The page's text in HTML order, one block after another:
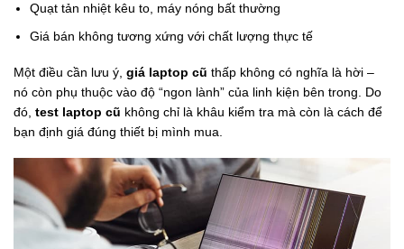
Quạt tản nhiệt kêu to, máy nóng bất thường
Giá bán không tương xứng với chất lượng thực tế
Một điều cần lưu ý, giá laptop cũ thấp không có nghĩa là hời –
nó còn phụ thuộc vào độ “ngon lành” của linh kiện bên trong. Do
đó, test laptop cũ không chỉ là khâu kiểm tra mà còn là cách để
bạn định giá đúng thiết bị mình mua.